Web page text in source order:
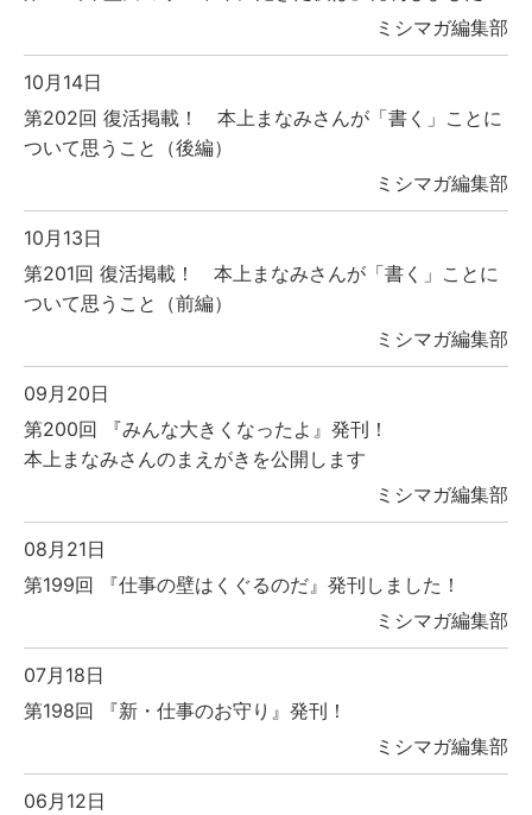
ミシマガ編集部
10月14日
第202回 復活掲載！ 本上まなみさんが「書く」ことに
ついて思うこと（後編）
ミシマガ編集部
10月13日
第201回 復活掲載！ 本上まなみさんが「書く」ことに
ついて思うこと（前編）
ミシマガ編集部
09月20日
第200回 『みんな大きくなったよ』発刊！
本上まなみさんのまえがきを公開します
ミシマガ編集部
08月21日
第199回 『仕事の壁はくぐるのだ』発刊しました！
ミシマガ編集部
07月18日
第198回 『新・仕事のお守り』発刊！
ミシマガ編集部
06月12日